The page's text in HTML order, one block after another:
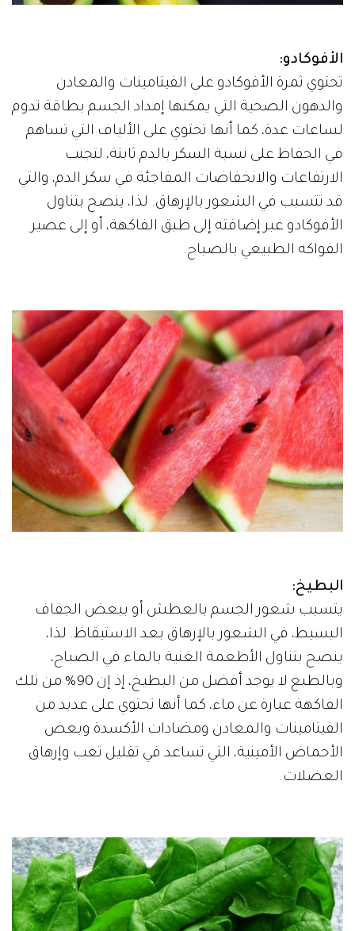
الأفوكادو:
تحتوي ثمرة الأفوكادو على الفيتامينات والمعادن
والدهون الصحية التي يمكنها إمداد الجسم بطاقة تدوم
لساعات عدة، كما أنها تحتوي على الألياف التي تساهم
في الحفاظ على نسبة السكر بالدم ثابتة، لتجنب
الارتفاعات والانخفاضات المفاجئة في سكر الدم، والتي
قد تتسبب في الشعور بالإرهاق. لذا، ينصح بتناول
الأفوكادو عبر إضافته إلى طبق الفاكهة، أو إلى عصير
الفواكه الطبيعي بالصباح.
البطيخ:
يتسبب شعور الجسم بالعطش أو ببعض الجفاف
البسيط، في الشعور بالإرهاق بعد الاستيقاظ. لذا،
ينصح بتناول الأطعمة الغنية بالماء في الصباح،
وبالطبع لا يوجد أفضل من البطيخ، إذ إن 90% من تلك
الفاكهة عبارة عن ماء، كما أنها تحتوي على عديد من
الفيتامينات والمعادن ومضادات الأكسدة وبعض
الأحماض الأمينية، التي تساعد في تقليل تعب وإرهاق
العضلات.